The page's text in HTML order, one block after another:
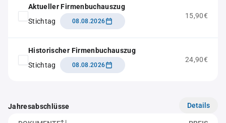
Aktueller Firmenbuchauszug
Stichtag
08.08.2026
15,90€
Historischer Firmenbuchauszug
Stichtag
08.08.2026
24,90€
Jahresabschlüsse Details